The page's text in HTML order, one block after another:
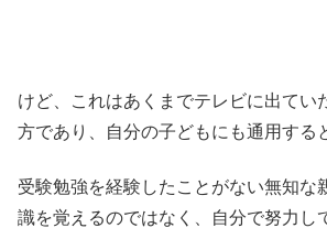
けど、これはあくまでテレビに出てい
方であり、自分の子どもにも通用する
受験勉強を経験したことがない無知な
識を覚えるのではなく、自分で努力し